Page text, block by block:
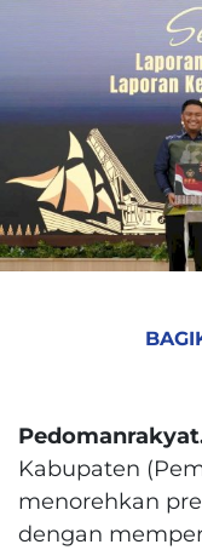
Kabupaten
menorehkan
dengan